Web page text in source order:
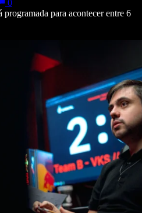
0
para acontecer entre 6